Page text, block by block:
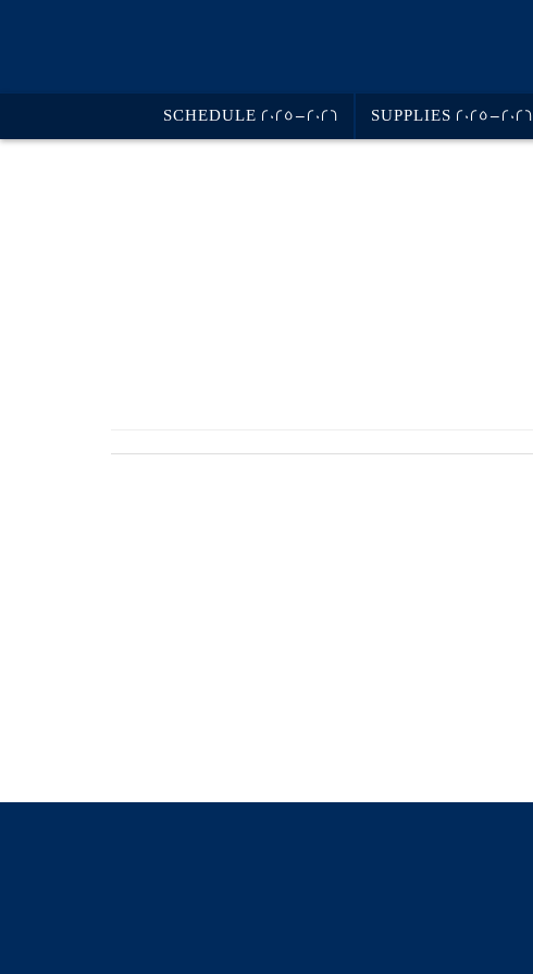
SUPPLIES 2025-2026
SCHEDULE 2025-2026